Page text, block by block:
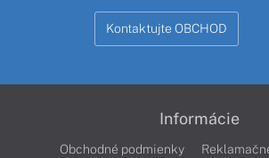
Kontaktujte OBCHOD
Informácie
Obchodné podmienky